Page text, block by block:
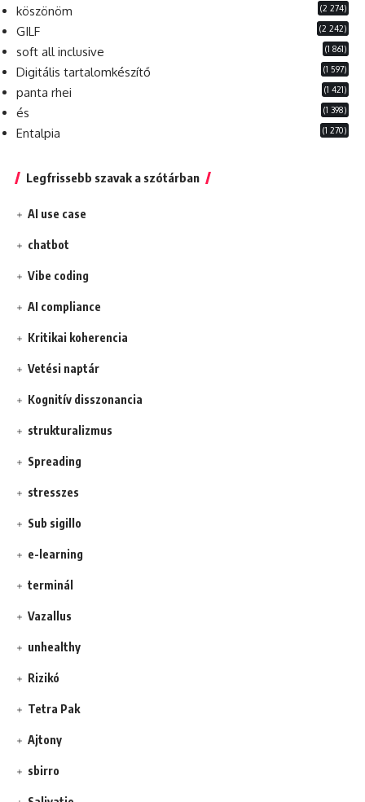
köszönöm (2 274)
GILF (2 242)
soft all inclusive (1 861)
Digitális tartalomkészítő (1 597)
panta rhei (1 421)
és (1 398)
Entalpia (1 270)
Legfrissebb szavak a szótárban
AI use case
chatbot
Vibe coding
AI compliance
Kritikai koherencia
Vetési naptár
Kognitív disszonancia
strukturalizmus
Spreading
stresszes
Sub sigillo
e-learning
terminál
Vazallus
unhealthy
Rizikó
Tetra Pak
Ajtony
sbirro